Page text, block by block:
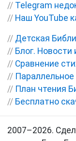
// Telegram
// Наш YouTube
// Детская
// Блог.
// Сравнение
// Параллельное
// План чтения
// Бесплатно
2007–2026.